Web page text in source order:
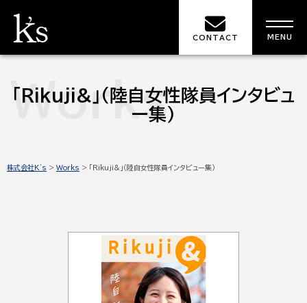
CONTACT MENU
Works
「Rikuji&」（陸自女性隊員インタビュ
ー集）
株式会社K's > Works > 「Rikuji&」（陸自女性隊員インタビュー集）